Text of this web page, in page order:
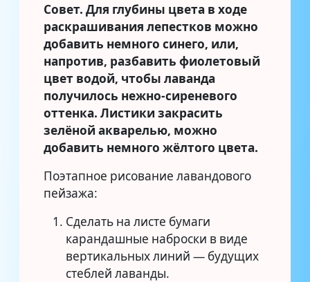
Совет. Для глубины цвета в ходе
раскрашивания лепестков можно
добавить немного синего, или,
напротив, разбавить фиолетовый
цвет водой, чтобы лаванда
получилось нежно-сиреневого
оттенка. Листики закрасить
зелёной акварелью, можно
добавить немного жёлтого цвета.
Поэтапное рисование лавандового
пейзажа:
Сделать на листе бумаги
карандашные наброски в виде
вертикальных линий — будущих
стеблей лаванды.